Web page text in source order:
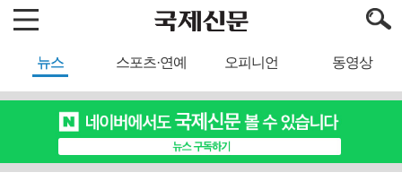
뉴스 스포츠·연예 오피니언 동영상